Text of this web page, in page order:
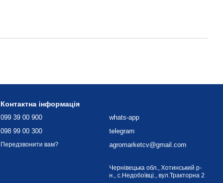
Контактна інформація
099 39 00 900
098 99 00 300
Передзвонити вам?
whats-app
telegram
agromarketcv@gmail.com
Чернівецька обл., Хотинський р-
н., с.Недобоївці., вул.Тракторна 2